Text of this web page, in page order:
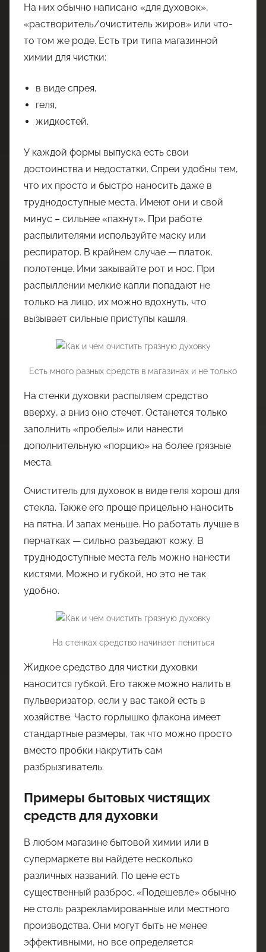
На них обычно написано «для духовок»,
«растворитель/очиститель жиров» или что-
то том же роде. Есть три типа магазинной
химии для чистки:
в виде спрея,
геля,
жидкостей.
У каждой формы выпуска есть свои
достоинства и недостатки. Спреи удобны тем,
что их просто и быстро наносить даже в
труднодоступные места. Имеют они и свой
минус – сильнее «пахнут». При работе
распылителями используйте маску или
респиратор. В крайнем случае — платок,
полотенце. Ими закывайте рот и нос. При
распыллении мелкие капли попадают не
только на лицо, их можно вдохнуть, что
вызывает сильные приступы кашля.
Есть много разных средств в магазинах и не только
На стенки духовки распыляем средство
вверху, а вниз оно стечет. Останется только
заполнить «пробелы» или нанести
дополнительную «порцию» на более грязные
места.
Очиститель для духовок в виде геля хорош для
стекла. Также его проще прицельно наносить
на пятна. И запах меньше. Но работать лучше в
перчатках — сильно разъедают кожу. В
труднодоступные места гель можно нанести
кистями. Можно и губкой, но это не так
удобно.
На стенках средство начинает пениться
Жидкое средство для чистки духовки
наносится губкой. Его также можно налить в
пульверизатор, если у вас такой есть в
хозяйстве. Часто горлышко флакона имеет
стандартные размеры, так что можно просто
вместо пробки накрутить сам
разбрызгиватель.
Примеры бытовых чистящих
средств для духовки
В любом магазине бытовой химии или в
супермаркете вы найдете несколько
различных названий. По цене есть
существенный разброс. «Подешевле» обычно
не столь разрекламированные или местного
производства. Они могут быть не менее
эффективными, но все определяется